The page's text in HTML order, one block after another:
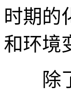
时期的
和环境
除了